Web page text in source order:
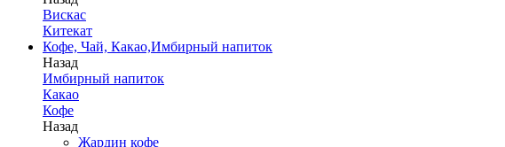
Вискас
Китекат
Кофе, Чай, Какао,Имбирный напиток
Назад
Имбирный напиток
Какао
Кофе
Назад
Жардин кофе